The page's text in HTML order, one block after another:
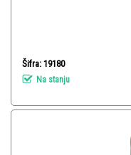
Šifra: 19180
Na stanju